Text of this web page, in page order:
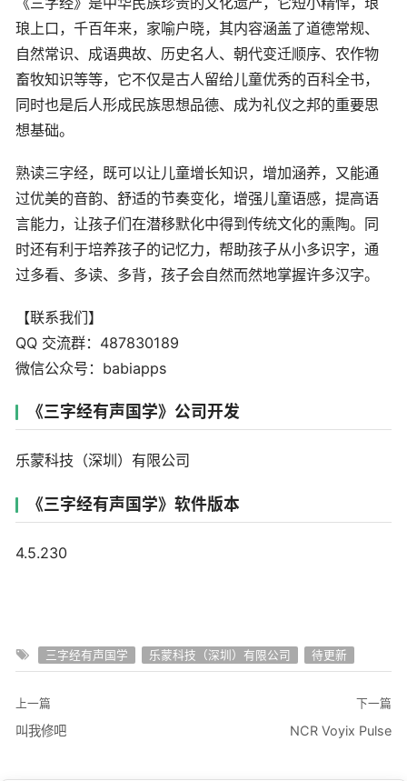
琅上口，千百年来，家喻户晓，其内容涵盖了道德常规、
自然常识、成语典故、历史名人、朝代变迁顺序、农作物
畜牧知识等等，它不仅是古人留给儿童优秀的百科全书，
同时也是后人形成民族思想品德、成为礼仪之邦的重要思
想基础。
熟读三字经，既可以让儿童增长知识，增加涵养，又能通
过优美的音韵、舒适的节奏变化，增强儿童语感，提高语
言能力，让孩子们在潜移默化中得到传统文化的熏陶。同
时还有利于培养孩子的记忆力，帮助孩子从小多识字，通
过多看、多读、多背，孩子会自然而然地掌握许多汉字。
【联系我们】
QQ 交流群：487830189
微信公众号：babiapps
《三字经有声国学》公司开发
乐蒙科技（深圳）有限公司
《三字经有声国学》软件版本
4.5.230
三字经有声国学 乐蒙科技（深圳）有限公司 待更新
上一篇
叫我修吧
下一篇
NCR Voyix Pulse